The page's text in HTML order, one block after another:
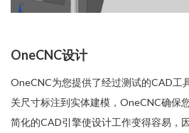
OneCNC设计
OneCNC为您提供了经过测试的CAD工
关尺寸标注到实体建模，OneCNC确保
简化的CAD引擎使设计工作变得容易，